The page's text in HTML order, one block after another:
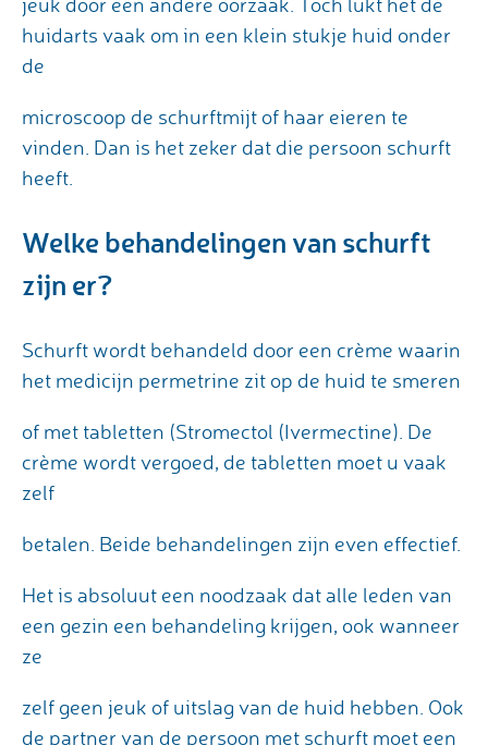
huidarts vaak om in een klein stukje huid onder
de
microscoop de schurftmijt of haar eieren te
vinden. Dan is het zeker dat die persoon schurft
heeft.
Welke behandelingen van schurft
zijn er?
Schurft wordt behandeld door een crème waarin
het medicijn permetrine zit op de huid te smeren
of met tabletten (Stromectol (Ivermectine). De
crème wordt vergoed, de tabletten moet u vaak
zelf
betalen. Beide behandelingen zijn even effectief.
Het is absoluut een noodzaak dat alle leden van
een gezin een behandeling krijgen, ook wanneer
ze
zelf geen jeuk of uitslag van de huid hebben. Ook
de partner van de persoon met schurft moet een